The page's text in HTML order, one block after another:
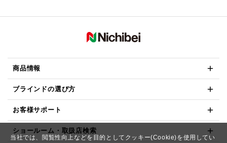
当社では、閲覧性向上などを目的としてクッキー(Cookie)を使用してい
商品情報
ブラインドの選び方
お客様サポート
ショールーム・取扱店検索